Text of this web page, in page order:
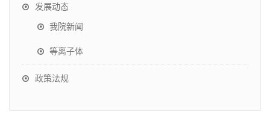
发展动态
我院新闻
等离子体
政策法规